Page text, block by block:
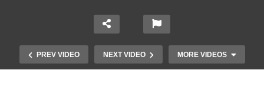
PREV VIDEO NEXT VIDEO MORE VIDEOS